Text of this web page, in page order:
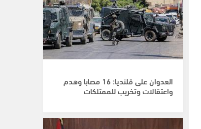
العدوان على قلنديا: 16 مصابا وهدم
واعتقالات وتخريب للممتلكات